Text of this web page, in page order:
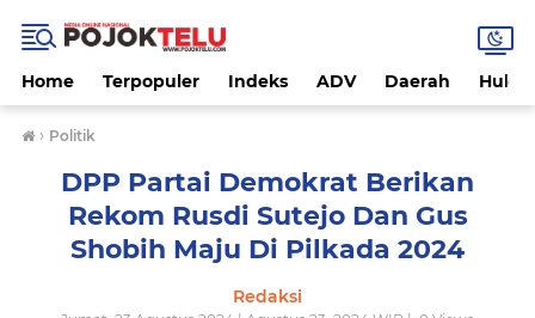
Home Terpopuler Indeks ADV Daerah
› Politik
DPP Partai Demokrat Berikan
Rekom Rusdi Sutejo Dan Gus
Shobih Maju Di Pilkada 2024
Redaksi